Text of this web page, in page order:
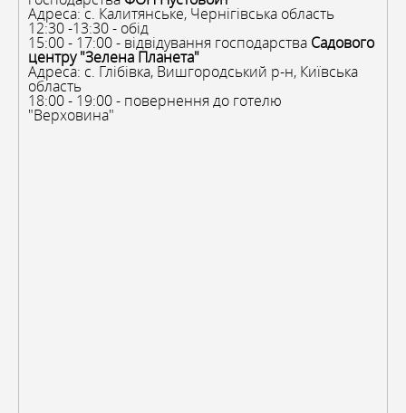
Адреса: с. Калитянське, Чернігівська область
12:30 -13:30 - обід
15:00 - 17:00 - відвідування господарства Садового
центру "Зелена Планета"
Адреса: с. Глібівка, Вишгородський р-н, Київська
область
18:00 - 19:00 - повернення до готелю
"Верховина"